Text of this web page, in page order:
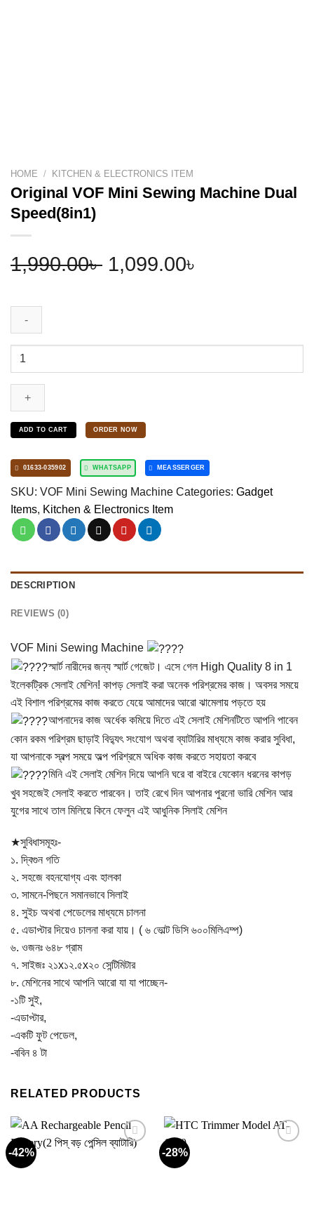
HOME / KITCHEN & ELECTRONICS ITEM
Original VOF Mini Sewing Machine Dual
Speed(8in1)
1,990.00৳ Original
1,099.00৳
Original
Mini
Sewing
Dual
quantity
ADD TO CART ORDER NOW
01633-035902 WHATSAPP MEASSERGER
SKU: VOF Mini Sewing Machine Categories: Gadget
Items, Kitchen & Electronics Item
DESCRIPTION
REVIEWS (0)
VOF Mini Sewing Machine
স্মার্ট নারীদের জন্য স্মার্ট গেজেট। এসে গেল High Quality 8 in 1
ইলেকট্রিক সেলাই মেশিন! কাপড় সেলাই করা অনেক পরিশ্রমের কাজ। অবসর সময়ে
এই বিশাল পরিশ্রমের কাজ করতে যেয়ে আমাদের আরো ঝামেলায় পড়তে হয়
আপনাদের কাজ অর্ধেক কমিয়ে দিতে এই সেলাই মেশিনটিতে আপনি পাবেন
কোন রকম পরিশ্রম ছাড়াই বিদ্যুৎ সংযোগ অথবা ব্যাটারির মাধ্যমে কাজ করার সুবিধা,
যা আপনাকে স্বল্প সময়ে অল্প পরিশ্রমে অধিক কাজ করতে সহায়তা করবে
মিনি এই সেলাই মেশিন দিয়ে আপনি ঘরে বা বাইরে যেকোন ধরনের কাপড়
খুব সহজেই সেলাই করতে পারবেন। তাই রেখে দিন আপনার পুরনো ভারি মেশিন আর
যুগের সাথে তাল মিলিয়ে কিনে ফেলুন এই আধুনিক সিলাই মেশিন
★সুবিধাসমূহঃ-
১. দ্বিগুন গতি
২. সহজে বহনযোগ্য এবং হালকা
৩. সামনে-পিছনে সমানভাবে সিলাই
৪. সুইচ অথবা পেডেলের মাধ্যমে চালনা
৫. এডাপ্টার দিয়েও চালনা করা যায়। ( ৬ ভোল্ট ডিসি ৬০০মিলিএম্প)
৬. ওজনঃ ৬৪৮ গ্রাম
৭. সাইজঃ ২১x১২.৫x২০ সেন্টিমিটার
৮. মেশিনের সাথে আপনি আরো যা যা পাচ্ছেন-
-১টি সুই,
-এডাপ্টার,
-একটি ফুট পেডেল,
-ববিন ৪ টা
RELATED PRODUCTS
-42% -28%